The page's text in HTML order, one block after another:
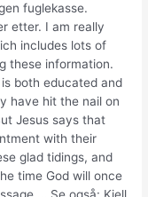
fuglekasse.
etter. I am really
includes lots of
these information.
both educated and
have hit the nail on
Jesus says that
with their
glad tidings, and
time God will once